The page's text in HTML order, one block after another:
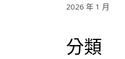
2026 年 1 月
分類